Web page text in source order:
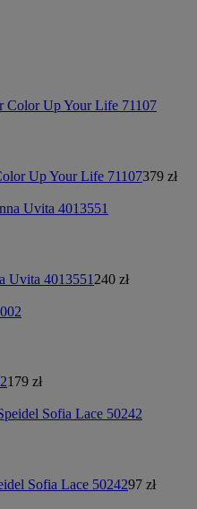
Up Your Life 71107379 zł
Uvita 4013551 240 zł
179 zł
Sofia Lace 5024297 zł